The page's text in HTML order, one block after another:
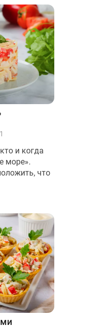
1
и когда
море».
что